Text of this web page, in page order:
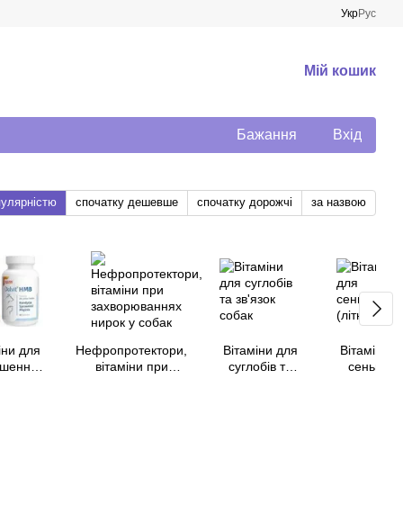
УкрРус
Мій кошик
Бажання Вхід
спочатку дешевше спочатку дорожчі за назвою
для
Нефропротектори,
вітаміни при
Вітаміни для
суглобів та
Вітаміни